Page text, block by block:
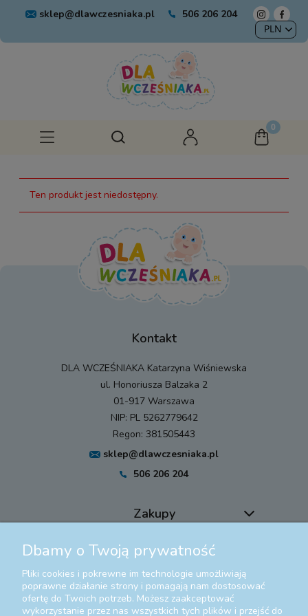
sklep@dlawczesniaka.pl 506 206 204
Ten produkt jest niedostępny.
Kontakt
DLA WCZEŚNIAKA Katarzyna Wiśniewska
ul. Honoriusza Balzaka 2
01-917 Warszawa
NIP: PL 5262779642
Regon: 381505443
sklep@dlawczesniaka.pl
506 206 204
Zakupy
Pomoc
Moje konto
Dbamy o Twoją prywatność
Pliki cookies i pokrewne im technologie umożliwiają
poprawne działanie strony i pomagają nam dostosować
ofertę do Twoich potrzeb. Możesz zaakceptować
wykorzystanie przez nas wszystkich tych plików i przejść do